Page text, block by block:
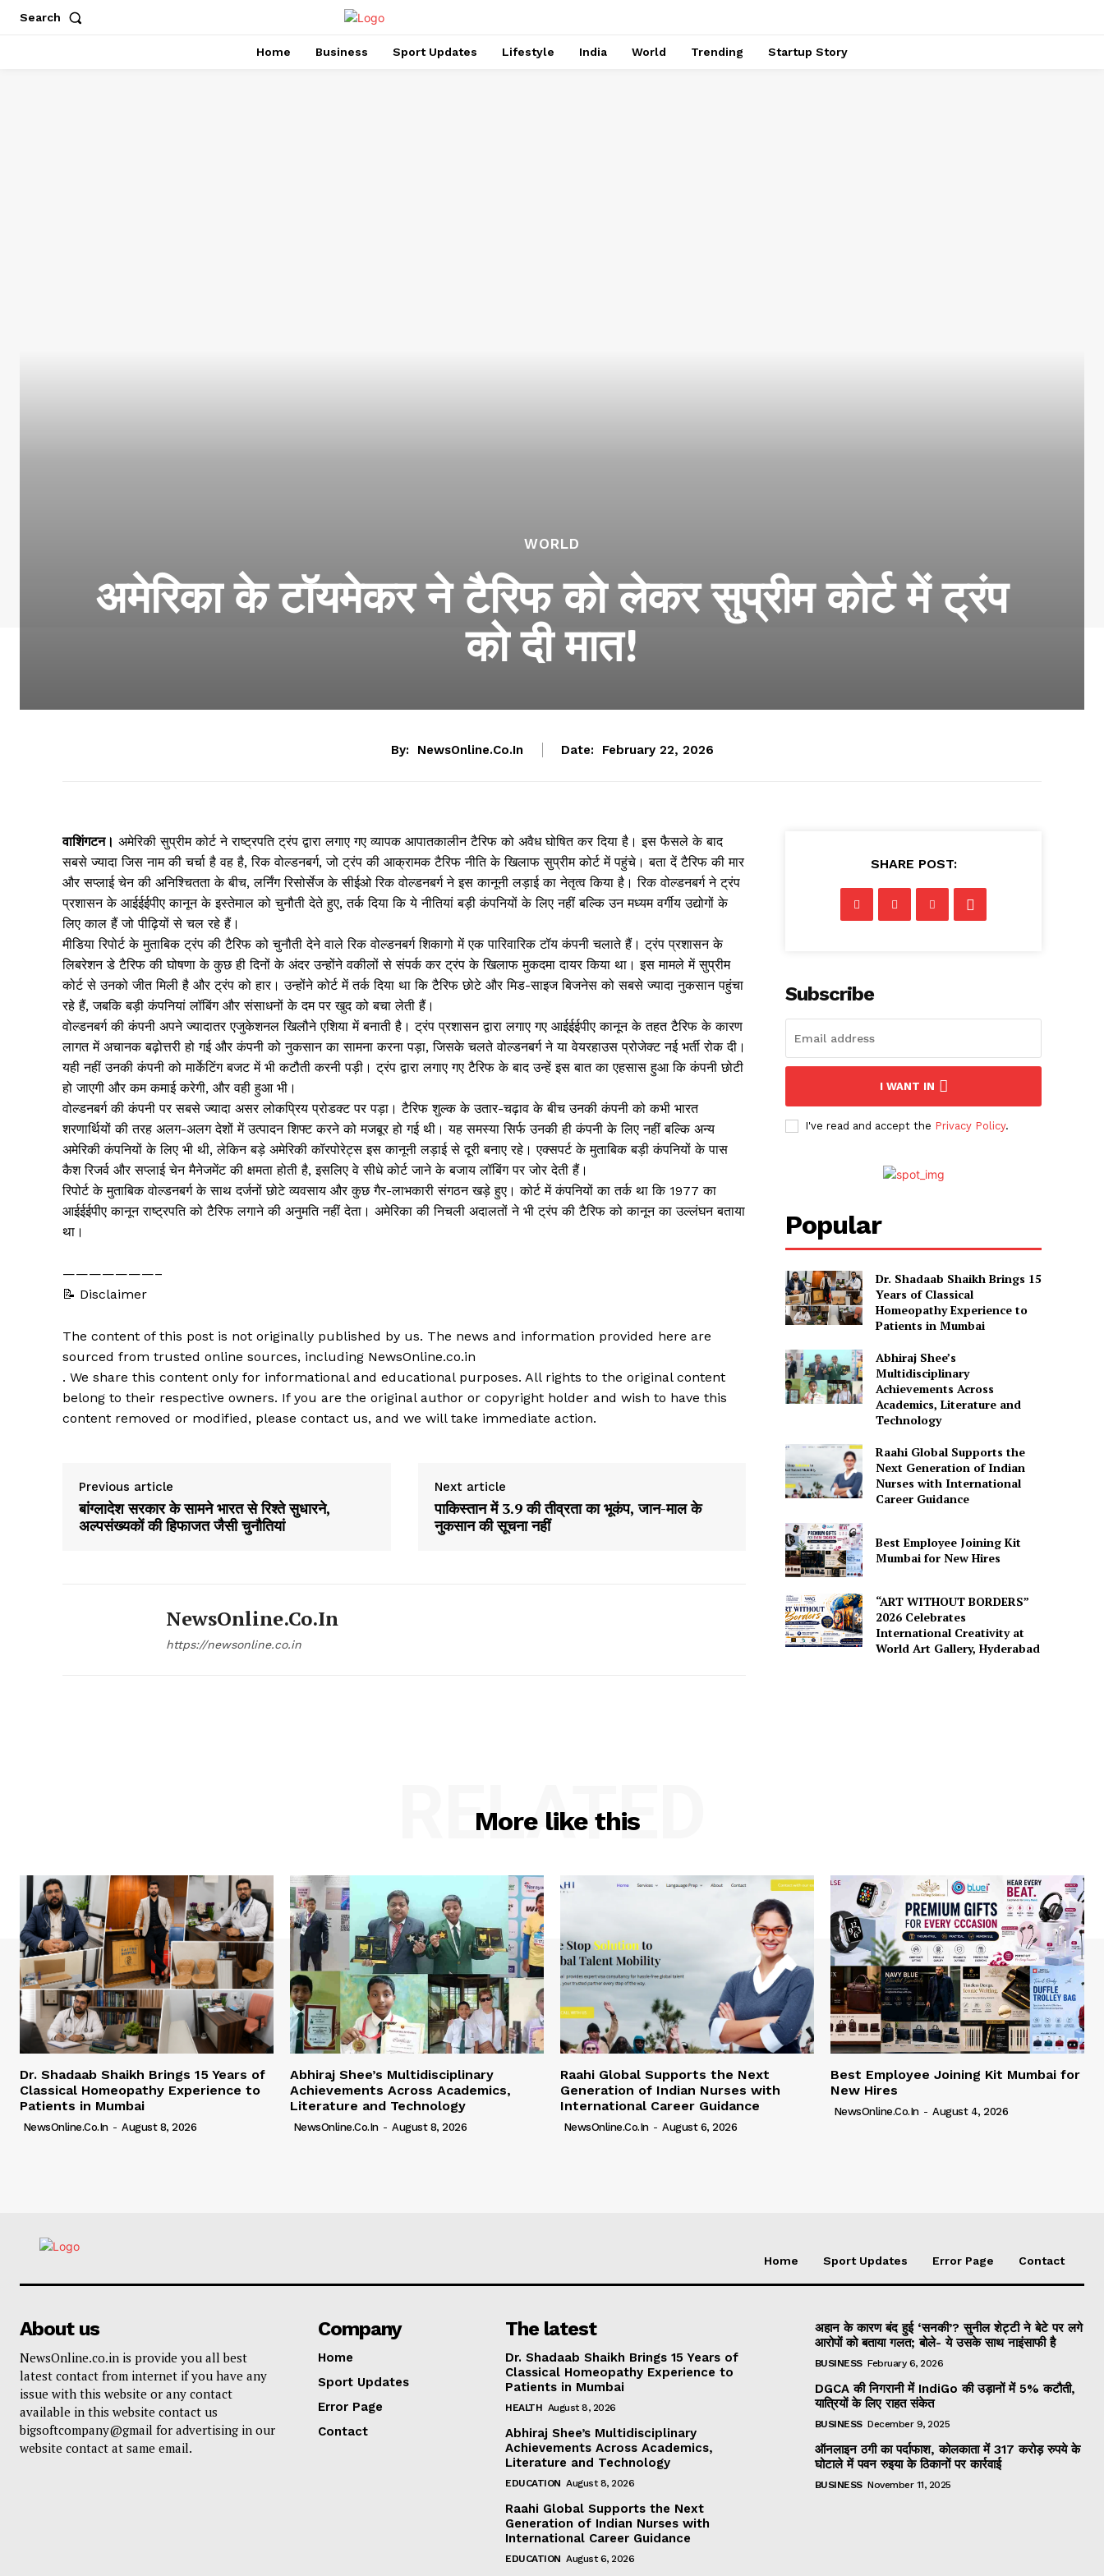
Search
Home Business Sport Updates Lifestyle India World Trending Startup Story
WORLD
अमेरिका के टॉयमेकर ने टैरिफ को लेकर सु्प्रीम कोर्ट में ट्रंप
को दी मात!
By: NewsOnline.co.in Date: February 22, 2026
वाशिंगटन। अमेरिकी सुप्रीम कोर्ट ने राष्ट्रपति ट्रंप द्वारा लगाए गए व्यापक आपातकालीन टैरिफ को अवैध घोषित कर दिया है। इस फैसले के बाद
सबसे ज्यादा जिस नाम की चर्चा है वह है, रिक वोल्डनबर्ग, जो ट्रंप की आक्रामक टैरिफ नीति के खिलाफ सुप्रीम कोर्ट में पहुंचे। बता दें टैरिफ की मार
और सप्लाई चेन की अनिश्चितता के बीच, लर्निंग रिसोर्सेज के सीईओ रिक वोल्डनबर्ग ने इस कानूनी लड़ाई का नेतृत्व किया है। रिक वोल्डनबर्ग ने ट्रंप
प्रशासन के आईईईपीए कानून के इस्तेमाल को चुनौती देते हुए, तर्क दिया कि ये नीतियां बड़ी कंपनियों के लिए नहीं बल्कि उन मध्यम वर्गीय उद्योगों के
लिए काल हैं जो पीढ़ियों से चल रहे हैं।
मीडिया रिपोर्ट के मुताबिक ट्रंप की टैरिफ को चुनौती देने वाले रिक वोल्डनबर्ग शिकागो में एक पारिवारिक टॉय कंपनी चलाते हैं। ट्रंप प्रशासन के
लिबरेशन डे टैरिफ की घोषणा के कुछ ही दिनों के अंदर उन्होंने वकीलों से संपर्क कर ट्रंप के खिलाफ मुकदमा दायर किया था। इस मामले में सुप्रीम
कोर्ट से उनको जीत मिली है और ट्रंप को हार। उन्होंने कोर्ट में तर्क दिया था कि टैरिफ छोटे और मिड-साइज बिजनेस को सबसे ज्यादा नुकसान पहुंचा
रहे हैं, जबकि बड़ी कंपनियां लॉबिंग और संसाधनों के दम पर खुद को बचा लेती हैं।
वोल्डनबर्ग की कंपनी अपने ज्यादातर एजुकेशनल खिलौने एशिया में बनाती है। ट्रंप प्रशासन द्वारा लगाए गए आईईईपीए कानून के तहत टैरिफ के कारण
लागत में अचानक बढ़ोत्तरी हो गई और कंपनी को नुकसान का सामना करना पड़ा, जिसके चलते वोल्डनबर्ग ने या वेयरहाउस प्रोजेक्ट नई भर्ती रोक दी।
यही नहीं उनकी कंपनी को मार्केटिंग बजट में भी कटौती करनी पड़ी। ट्रंप द्वारा लगाए गए टैरिफ के बाद उन्हें इस बात का एहसास हुआ कि कंपनी छोटी
हो जाएगी और कम कमाई करेगी, और वही हुआ भी।
वोल्डनबर्ग की कंपनी पर सबसे ज्यादा असर लोकप्रिय प्रोडक्ट पर पड़ा। टैरिफ शुल्क के उतार-चढ़ाव के बीच उनकी कंपनी को कभी भारत
शरणार्थियों की तरह अलग-अलग देशों में उत्पादन शिफ्ट करने को मजबूर हो गई थी। यह समस्या सिर्फ उनकी ही कंपनी के लिए नहीं बल्कि अन्य
अमेरिकी कंपनियों के लिए भी थी, लेकिन बड़े अमेरिकी कॉरपोरेट्स इस कानूनी लड़ाई से दूरी बनाए रहे। एक्सपर्ट के मुताबिक बड़ी कंपनियों के पास
कैश रिजर्व और सप्लाई चेन मैनेजमेंट की क्षमता होती है, इसलिए वे सीधे कोर्ट जाने के बजाय लॉबिंग पर जोर देती हैं।
रिपोर्ट के मुताबिक वोल्डनबर्ग के साथ दर्जनों छोटे व्यवसाय और कुछ गैर-लाभकारी संगठन खड़े हुए। कोर्ट में कंपनियों का तर्क था कि 1977 का
आईईईपीए कानून राष्ट्रपति को टैरिफ लगाने की अनुमति नहीं देता। अमेरिका की निचली अदालतों ने भी ट्रंप की टैरिफ को कानून का उल्लंघन बताया
था।
———————–
📝 Disclaimer
The content of this post is not originally published by us. The news and information provided here are
sourced from trusted online sources, including NewsOnline.co.in
. We share this content only for informational and educational purposes. All rights to the original content
belong to their respective owners. If you are the original author or copyright holder and wish to have this
content removed or modified, please contact us, and we will take immediate action.
Previous article
बांग्लादेश सरकार के सामने भारत से रिश्ते सुधारने,
अल्पसंख्यकों की हिफाजत जैसी चुनौतियां
Next article
पाकिस्तान में 3.9 की तीव्रता का भूकंप, जान-माल के
नुकसान की सूचना नहीं
NewsOnline.co.in
https://newsonline.co.in
SHARE POST:
Subscribe
I WANT IN
I've read and accept the Privacy Policy.
Popular
Dr. Shadaab Shaikh Brings 15
Years of Classical
Homeopathy Experience to
Patients in Mumbai
Abhiraj Shee’s
Multidisciplinary
Achievements Across
Academics, Literature and
Technology
Raahi Global Supports the
Next Generation of Indian
Nurses with International
Career Guidance
Best Employee Joining Kit
Mumbai for New Hires
“ART WITHOUT BORDERS”
2026 Celebrates
International Creativity at
World Art Gallery, Hyderabad
More like this
RELATED
Dr. Shadaab Shaikh Brings 15 Years of
Classical Homeopathy Experience to
Patients in Mumbai
NewsOnline.co.in - August 8, 2026
Abhiraj Shee’s Multidisciplinary
Achievements Across Academics,
Literature and Technology
NewsOnline.co.in - August 8, 2026
Raahi Global Supports the Next
Generation of Indian Nurses with
International Career Guidance
NewsOnline.co.in - August 6, 2026
Best Employee Joining Kit Mumbai for
New Hires
NewsOnline.co.in - August 4, 2026
Home Sport Updates Error Page Contact
About us
NewsOnline.co.in is provide you all best
latest contact from internet if you have any
issue with this website or any contact
available in this website contact us
bigsoftcompany@gmail for advertising in our
website contact at same email.
Company
Home
Sport Updates
Error Page
Contact
The latest
Dr. Shadaab Shaikh Brings 15 Years of
Classical Homeopathy Experience to
Patients in Mumbai
HEALTH August 8, 2026
Abhiraj Shee’s Multidisciplinary
Achievements Across Academics,
Literature and Technology
EDUCATION August 8, 2026
Raahi Global Supports the Next
Generation of Indian Nurses with
International Career Guidance
EDUCATION August 6, 2026
अहान के कारण बंद हुई ‘सनकी’? सुनील शेट्टी ने बेटे पर लगे
आरोपों को बताया गलत; बोले- ये उसके साथ नाइंसाफी है
BUSINESS February 6, 2026
DGCA की निगरानी में IndiGo की उड़ानों में 5% कटौती,
यात्रियों के लिए राहत संकेत
BUSINESS December 9, 2025
ऑनलाइन ठगी का पर्दाफाश, कोलकाता में 317 करोड़ रुपये के
घोटाले में पवन रुइया के ठिकानों पर कार्रवाई
BUSINESS November 11, 2025